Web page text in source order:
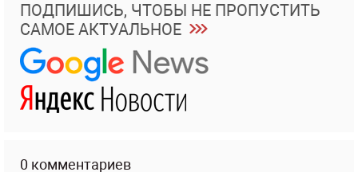
ПОДПИШИСЬ, ЧТОБЫ НЕ ПРОПУСТИТЬ
САМОЕ АКТУАЛЬНОЕ
0 комментариев